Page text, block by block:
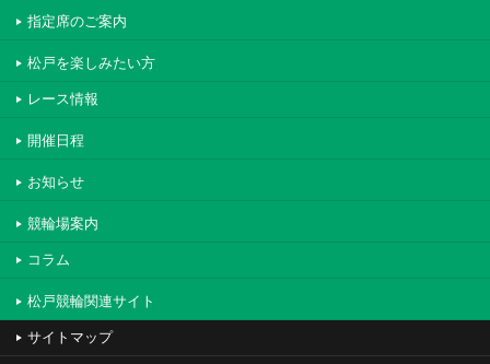
指定席のご案内
松戸を楽しみたい方
レース情報
開催日程
お知らせ
競輪場案内
コラム
松戸競輪関連サイト
サイトマップ